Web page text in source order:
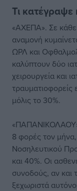
Τι
«ΑΧΕΠΑ». Σε
αναμονή
ΩΡΛ και
καλύπτουν δύο
χειρουργεία και
τραυματιοφορείς
μόλις το 30%.
8 φορές τον
Νοσηλευτικού
και 40%. Οι
συνοδούς, αν και
ξεχωριστά